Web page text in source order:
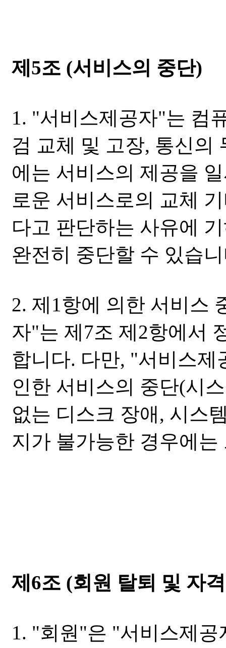
제5조 (서비스의 중단)
1. "서비스제공자"는 컴
검 교체 및 고장, 통신의
에는 서비스의 제공을
로운 서비스로의 교체
다고 판단하는 사유에
완전히 중단할 수 있습
2. 제1항에 의한 서비스
자"는 제7조 제2항에서
합니다. 다만, "서비스
인한 서비스의 중단(시
없는 디스크 장애, 시스
지가 불가능한 경우에
제6조 (회원 탈퇴 및 자
1. "회원"은 "서비스제